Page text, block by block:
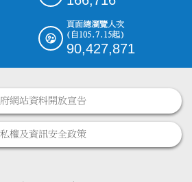
頁面總瀏覽人次
(自105.7.15起)
90,427,871
網站資料開放宣告
權及資訊安全政策